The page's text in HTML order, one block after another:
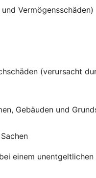
Vermögensschäden)
(verursacht
Gebäuden und
einem